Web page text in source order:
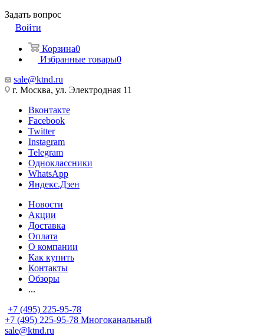
Задать вопрос
Войти
Корзина0
Избранные товары0
sale@ktnd.ru
г. Москва, ул. Электродная 11
Вконтакте
Facebook
Twitter
Instagram
Telegram
Одноклассники
WhatsApp
Яндекс.Дзен
Новости
Акции
Доставка
Оплата
О компании
Как купить
Контакты
Обзоры
...
+7 (495) 225-95-78
+7 (495) 225-95-78 Многоканальный
sale@ktnd.ru